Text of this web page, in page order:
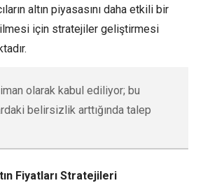
altın piyasasını daha etkili bir
için stratejiler geliştirmesi
olarak kabul ediliyor; bu
belirsizlik arttığında talep
Fiyatları Stratejileri